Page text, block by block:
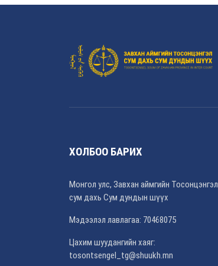
ХОЛБОО БАРИХ
Монгол улс, Завхан аймгийн Тосонцэнгэл
сум дахь Сум дундын шүүх
Мэдээлэл лавлагаа: 70468075
Цахим шуудангийн хаяг:
tosontsengel_tg@shuukh.mn